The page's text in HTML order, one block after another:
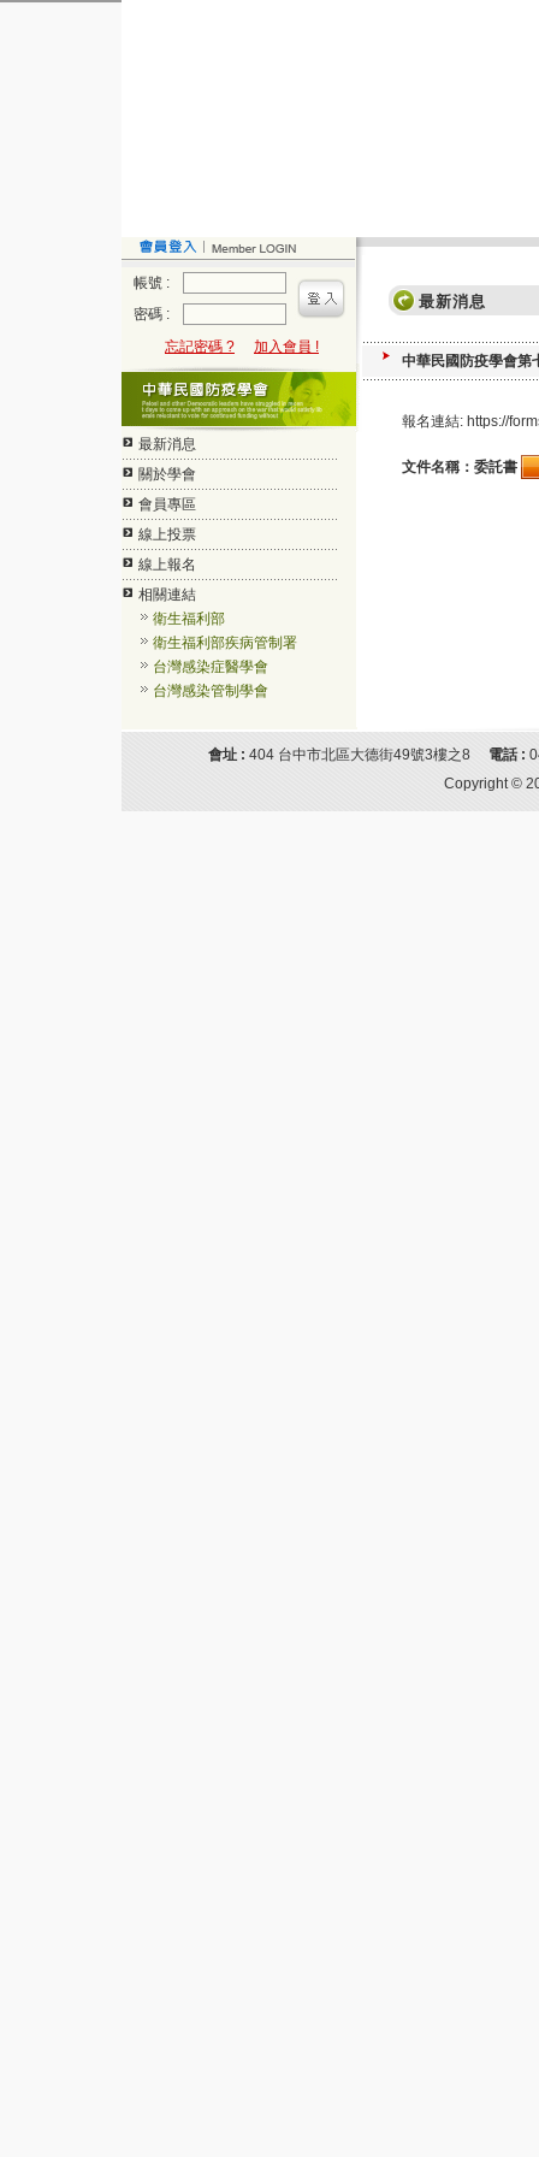
帳號 :
密碼 :
忘記密碼 ?
加入會員 !
最新消息
關於學會
會員專區
線上投票
線上報名
相關連結
衛生福利部
衛生福利部疾病管制署
台灣感染症醫學會
台灣感染管制學會
最新消息
中華民國防疫學會第
報名連結: https://
文件名稱：委託書
會址 : 404 台中市北區大德街49號3樓之8 電話 :
Copyright ©